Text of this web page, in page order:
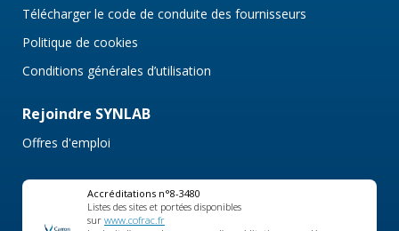
Télécharger le code de conduite des fournisseurs
Politique de cookies
Conditions générales d’utilisation
Rejoindre SYNLAB
Offres d'emploi
Accréditations n°8-3480
Listes des sites et portées disponibles
sur www.cofrac.fr